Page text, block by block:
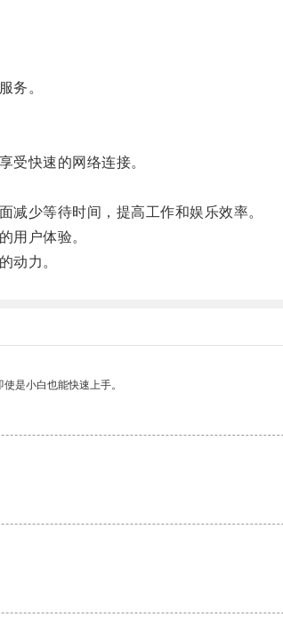
务。
快速的网络连接。
少等待时间，提高工作和娱乐效率。
用户体验。
动力。
是小白也能快速上手。